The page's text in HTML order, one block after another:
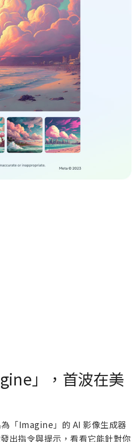
」，首波在美
「Imagine」的 AI 影像生成器
出指令與提示，看看它能針對你